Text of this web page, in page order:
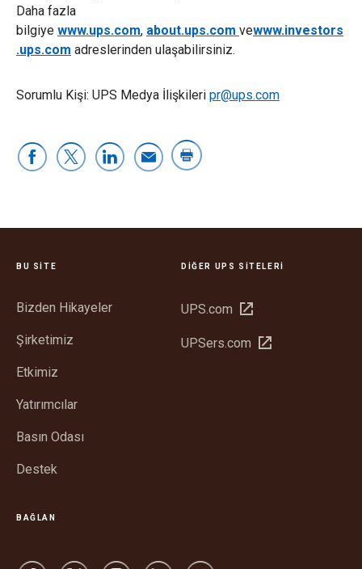
Daha fazla
bilgiye www.ups.com, about.ups.com vewww.investors
.ups.com adreslerinden ulaşabilirsiniz.
Sorumlu Kişi: UPS Medya İlişkileri pr@ups.com
BU SITE
Bizden Hikayeler
Şirketimiz
Etkimiz
Yatırımcılar
Basın Odası
Destek
DIĞER UPS SITELERI
UPS.com Yeni
aç
UPSers.com Yeni
BAĞLAN